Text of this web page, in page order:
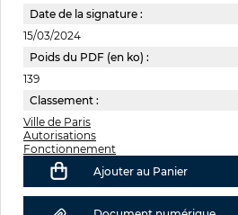
Date de la signature :
15/03/2024
Poids du PDF (en ko) :
139
Classement :
Ville de Paris
Autorisations
Fonctionnement
Ajouter au Panier